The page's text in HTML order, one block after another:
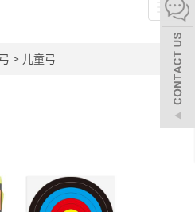
弓 > 儿童弓